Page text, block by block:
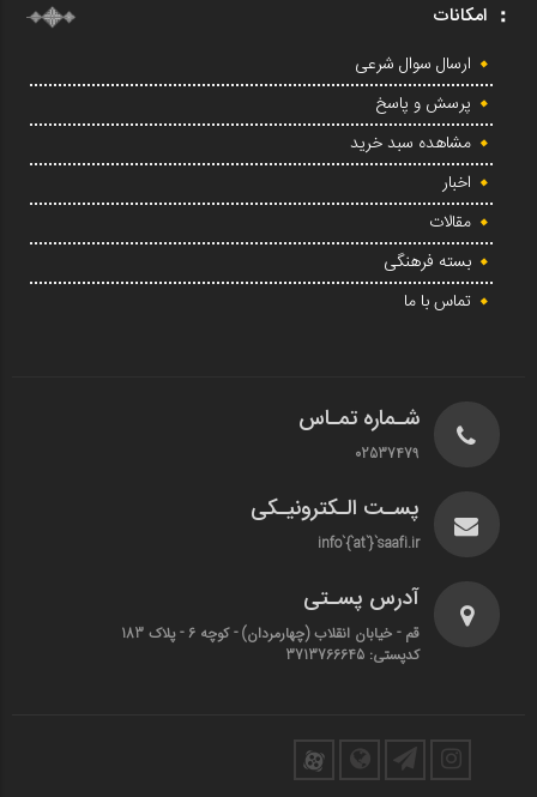
امکانات
ارسال سوال شرعی
پرسش و پاسخ
مشاهده سبد خرید
اخبار
مقالات
بسته فرهنگی
تماس با ما
شـماره تمـاس
02537479
پسـت الـکترونیـکی
info`{`at`}`saafi.ir
آدرس پسـتی
قم - خیابان انقلاب (چهارمردان)‌ - کوچه 6 - پلاک 183
کدپستی: 3713766645